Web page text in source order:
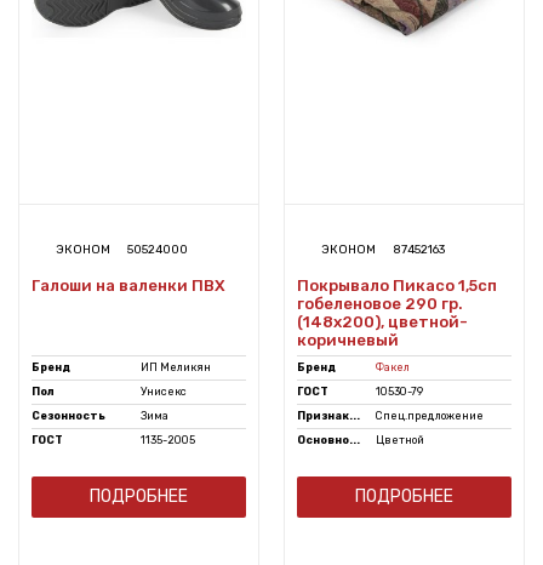
ЭКОНОМ 50524000
Галоши на валенки ПВХ
Бренд
ИП Меликян
Пол
Унисекс
Сезонность
Зима
ГОСТ
1135-2005
ПОДРОБНЕЕ
ЭКОНОМ 87452163
Покрывало Пикасо 1,5сп
гобеленовое 290 гр.
(148х200), цветной-
коричневый
Бренд
Факел
ГОСТ
10530-79
Признак...
Спец.предложение
Основно...
Цветной
ПОДРОБНЕЕ